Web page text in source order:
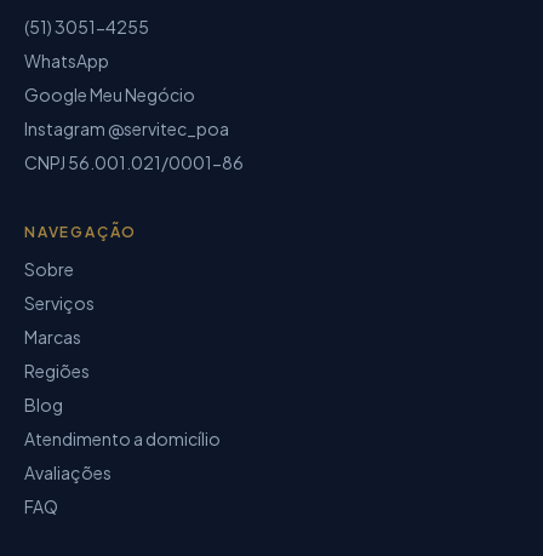
(51) 3051-4255
WhatsApp
Google Meu Negócio
Instagram @servitec_poa
CNPJ 56.001.021/0001-86
NAVEGAÇÃO
Sobre
Serviços
Marcas
Regiões
Blog
Atendimento a domicílio
Avaliações
FAQ